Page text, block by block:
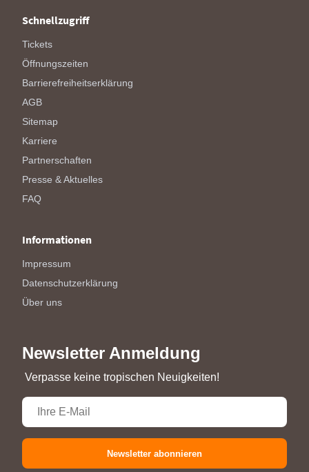
Schnellzugriff
Tickets
Öffnungszeiten
Barrierefreiheitserklärung
AGB
Sitemap
Karriere
Partnerschaften
Presse & Aktuelles
FAQ
Informationen
Impressum
Datenschutzerklärung
Über uns
Newsletter Anmeldung
Verpasse keine tropischen Neuigkeiten!
Newsletter abonnieren